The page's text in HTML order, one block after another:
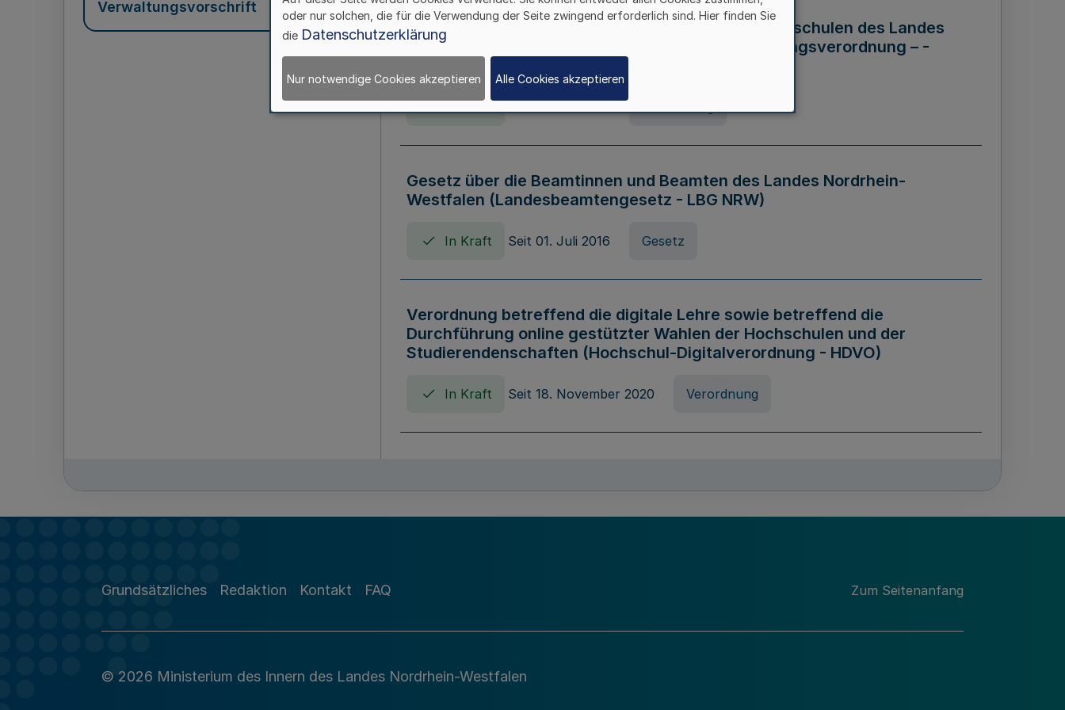
Verwaltungsvorschrift
Verordnung über die Wirtschaftsführung der Hochschulen des Landes
Nordrhein-Westfalen (Hochschulwirtschaftsführungsverordnung – -
Gesetz über die Beamtinnen und Beamten des Landes Nordrhein-
Westfalen (Landesbeamtengesetz - LBG NRW)
In Kraft Seit 01. Juli 2016 Gesetz
Verordnung betreffend die digitale Lehre sowie betreffend die
Durchführung online gestützter Wahlen der Hochschulen und der
Studierendenschaften (Hochschul-Digitalverordnung - HDVO)
In Kraft Seit 18. November 2020 Verordnung
(Hochschulabgabenverordnung - HAbg-VO)
Gesetz über die Kunsthochschulen des Landes Nordrhein-Westfalen
Grundsätzliches Redaktion Kontakt FAQ Zum Seitenanfang
© 2026 Ministerium des Innern des Landes Nordrhein-Westfalen
oder nur solchen, die für die Verwendung der Seite zwingend erforderlich sind. Hier finden Sie
die Datenschutzerklärung
Nur notwendige Cookies akzeptieren Alle Cookies akzeptieren